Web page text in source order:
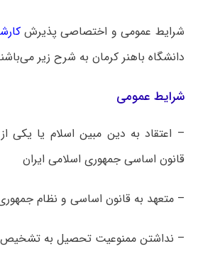
شرایط عمومی و اختصاصی پذیرش
دانشگاه ‌باهنر کرمان به شرح زیر
شرایط عمومی
– اعتقاد به دین مبین اسلام یا یکی
قانون اساسی جمهوری اسلامی ایران
– متعهد به قانون اساسی و نظام
– نداشتن ممنوعیت تحصیل به تشخیص